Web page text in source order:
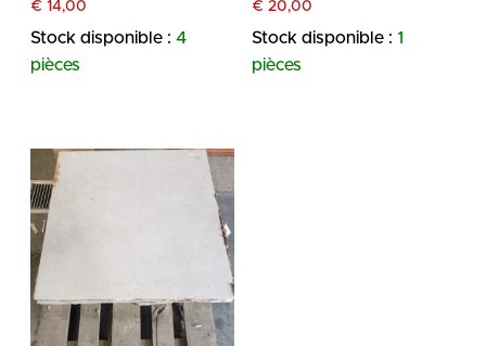
€ 14,00
Stock disponible : 4
pièces
€ 20,00
Stock disponible : 1
pièces